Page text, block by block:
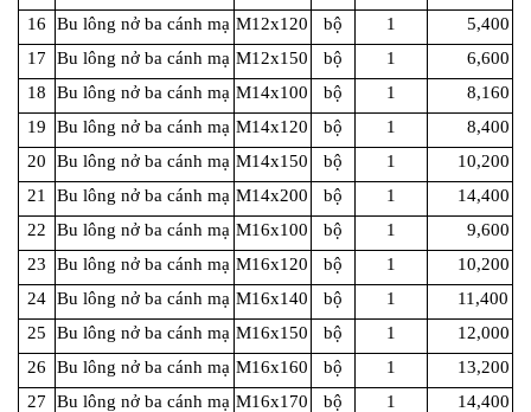
16
Bu lông nở ba cánh mạ M12x120 bộ 1
5,400
17
Bu lông nở ba cánh mạ M12x150 bộ 1
6,600
18
Bu lông nở ba cánh mạ M14x100 bộ 1
8,160
19
Bu lông nở ba cánh mạ M14x120 bộ 1
8,400
20
Bu lông nở ba cánh mạ M14x150 bộ 1
10,200
21
Bu lông nở ba cánh mạ M14x200 bộ 1
14,400
22
Bu lông nở ba cánh mạ M16x100 bộ 1
9,600
23
Bu lông nở ba cánh mạ M16x120 bộ 1
10,200
24 Bu lông nở ba cánh mạ M16x140 bộ 1
11,400
25
Bu lông nở ba cánh mạ M16x150 bộ 1
12,000
26
Bu lông nở ba cánh mạ M16x160 bộ 1
13,200
27
Bu lông nở ba cánh mạ M16x170 bộ 1
14,400